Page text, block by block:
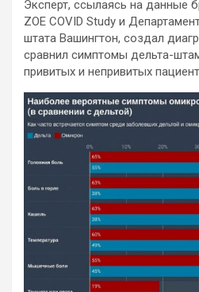
Эксперт, ссылаясь на данные
ZOE COVID Study и
штата Вашингтон, создал
сравнил симптомы дельта-
привитых и непривитых